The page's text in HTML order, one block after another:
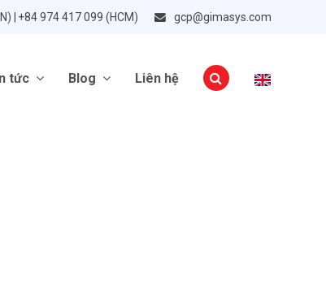
| +84 974 417 099 (HCM) gcp@gimasys.com
tức Blog Liên hệ